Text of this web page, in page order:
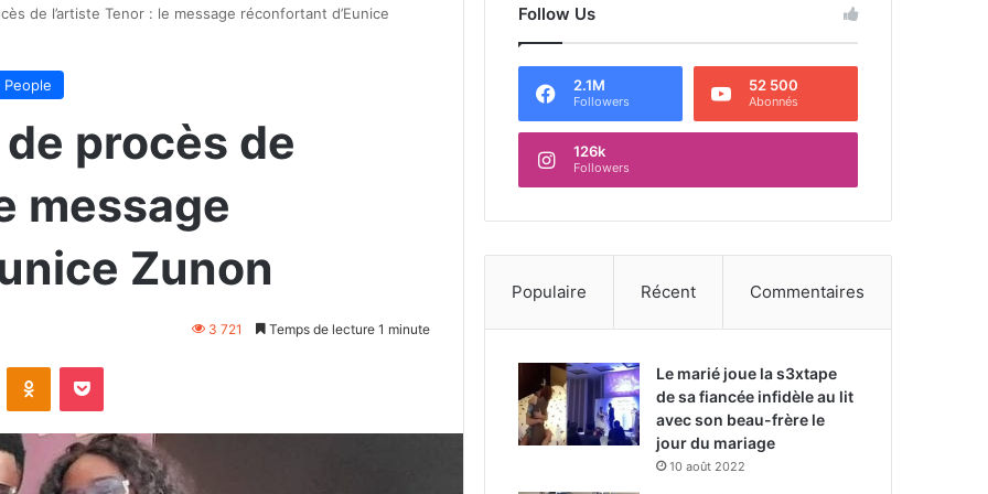
de l’artiste Tenor : le message réconfortant d’Eunice
People
procès de
message
Zunon
3 721 Temps de lecture 1 minute
Odnoklassniki
Pocket
Follow Us
2.1M
Followers
52 500
Abonnés
126k
Followers
Populaire Récent Commentaires
Le marié joue la s3xtape
de sa fiancée infidèle au lit
avec son beau-frère le
jour du mariage
10 août 2022